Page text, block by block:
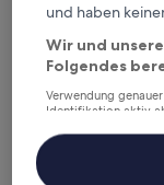
Mehr
Überprüfe
und haben
Wir und
Folgendes
Verwendung
Identifikation aktiv
Inhalte, Messung